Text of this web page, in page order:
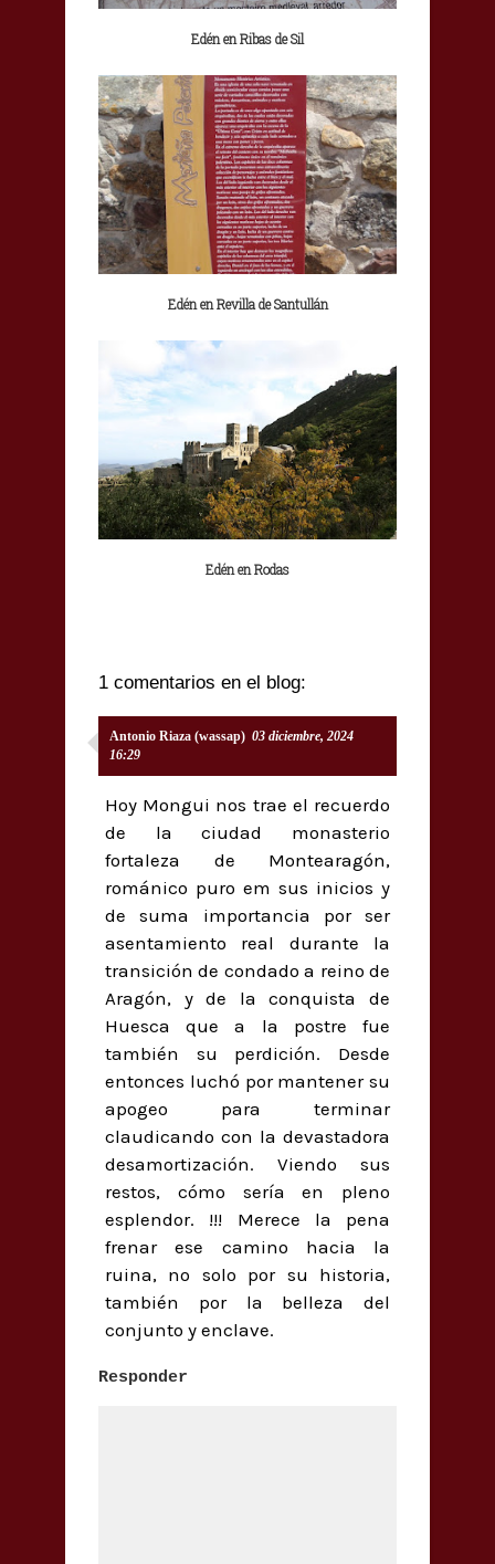
Edén en Ribas de Sil
Edén en Revilla de Santullán
Edén en Rodas
1 comentarios en el blog:
Antonio Riaza (wassap) 03 diciembre, 2024
16:29
Hoy Mongui nos trae el recuerdo
de la ciudad monasterio
fortaleza de Montearagón,
románico puro em sus inicios y
de suma importancia por ser
asentamiento real durante la
transición de condado a reino de
Aragón, y de la conquista de
Huesca que a la postre fue
también su perdición. Desde
entonces luchó por mantener su
apogeo para terminar
claudicando con la devastadora
desamortización. Viendo sus
restos, cómo sería en pleno
esplendor. !!! Merece la pena
frenar ese camino hacia la
ruina, no solo por su historia,
también por la belleza del
conjunto y enclave.
Responder